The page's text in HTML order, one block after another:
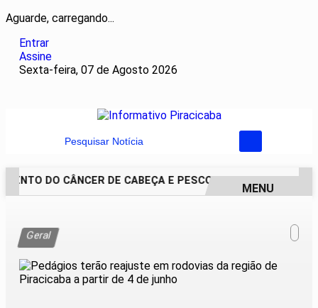
Aguarde, carregando...
Entrar
Assine
Sexta-feira, 07 de Agosto 2026
Pesquisar Notícia
DO CÂNCER DE CABEÇA E PESCOÇO EVOLUI E AMPLIA
MENU
Geral